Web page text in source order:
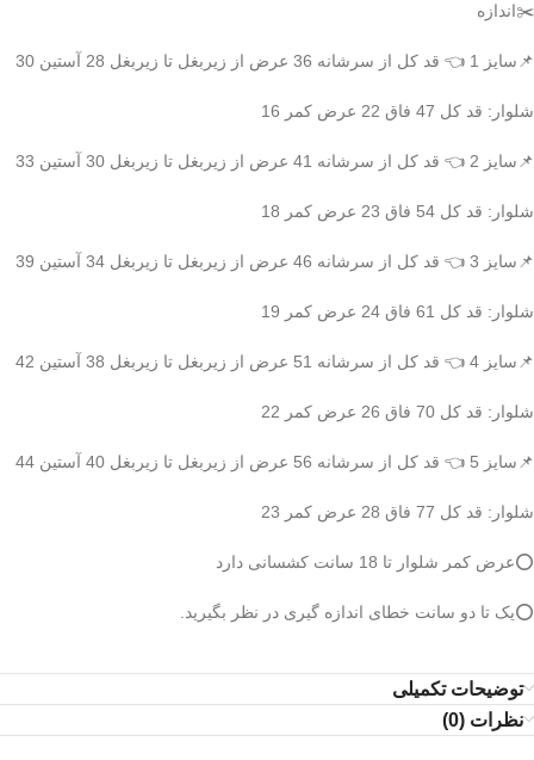
✂️اندازه
📌سایز 1 👈 قد کل از سرشانه 36 عرض از زیربغل تا زیربغل 28 آستین 30
شلوار: قد کل 47 فاق 22 عرض کمر 16
📌سایز 2 👈 قد کل از سرشانه 41 عرض از زیربغل تا زیربغل 30 آستین 33
شلوار: قد کل 54 فاق 23 عرض کمر 18
📌سایز 3 👈 قد کل از سرشانه 46 عرض از زیربغل تا زیربغل 34 آستین 39
شلوار: قد کل 61 فاق 24 عرض کمر 19
📌سایز 4 👈 قد کل از سرشانه 51 عرض از زیربغل تا زیربغل 38 آستین 42
شلوار: قد کل 70 فاق 26 عرض کمر 22
📌سایز 5 👈 قد کل از سرشانه 56 عرض از زیربغل تا زیربغل 40 آستین 44
شلوار: قد کل 77 فاق 28 عرض کمر 23
⭕️عرض کمر شلوار تا 18 سانت کشسانی دارد
⭕️یک تا دو سانت خطای اندازه گیری در نظر بگیرید.
توضیحات تکمیلی
نظرات (0)